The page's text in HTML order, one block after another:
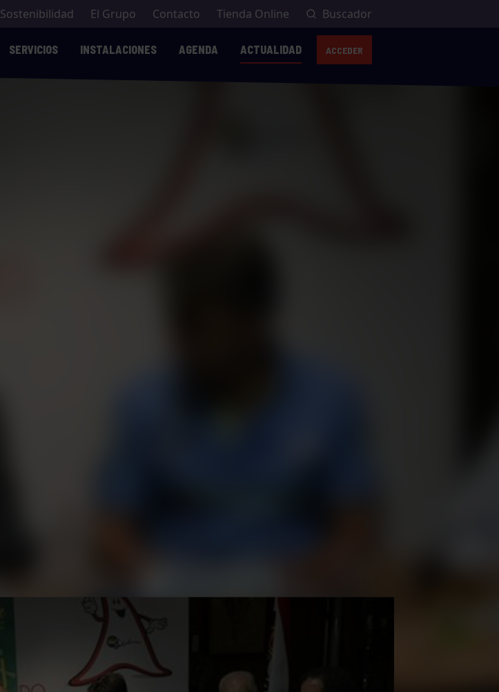
Sostenibilidad El Grupo Contacto Tienda Online Buscador
SERVICIOS INSTALACIONES AGENDA ACTUALIDAD ACCEDER